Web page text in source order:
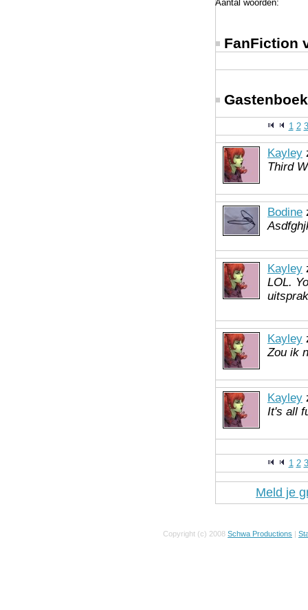
Aantal woorden:
FanFiction
1 2 3
Kayley
Third
Bodine
Kayley
LOL.
Kayley
Zou ik
Kayley
It's all
1 2 3
Meld je
Copyright (c) 2008 Schwa Productions |